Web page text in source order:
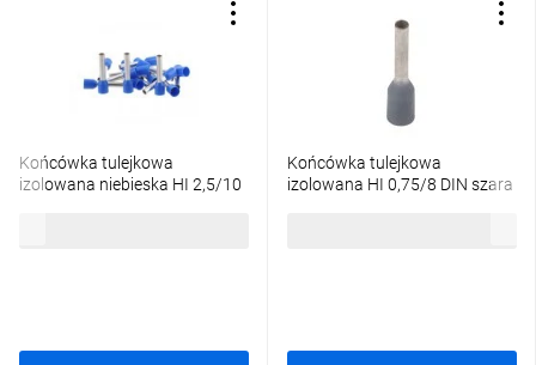
Końcówka tulejkowa
izolowana niebieska HI 2,5/10
Końcówka tulejkowa
izolowana HI 0,75/8 DIN szara